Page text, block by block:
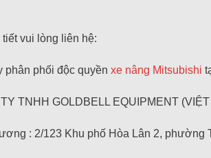
tiết vui lòng liên hệ:
phân phối độc quyền xe nâng Mitsubishi
TNHH GOLDBELL EQUIPMENT
: 2/123 Khu phố Hòa Lân 2, phường